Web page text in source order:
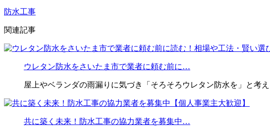
防水工事
関連記事
ウレタン防水をさいたま市で業者に頼む前に…
屋上やベランダの雨漏りに気づき「そろそろウレタン防水を」と考
共に築く未来！防水工事の協力業者を募集中…